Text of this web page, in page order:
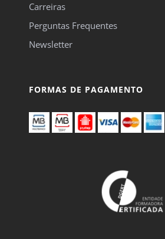
Carreiras
Perguntas Frequentes
Newsletter
FORMAS DE PAGAMENTO